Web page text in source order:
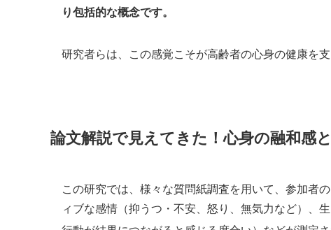
り包括的な概念です。
研究者らは、この感覚こそが高齢者の心身の健康を
論文解説で見えてきた！心身の融和感
この研究では、様々な質問紙調査を用いて、参加者
ィブな感情（抑うつ・不安、怒り、無気力など）、